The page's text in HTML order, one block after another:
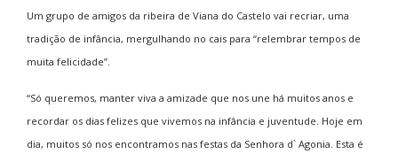
Um grupo de amigos da ribeira de Viana do Castelo vai recriar, uma
tradição de infância, mergulhando no cais para “relembrar tempos de
muita felicidade”.
“Só queremos, manter viva a amizade que nos une há muitos anos e
recordar os dias felizes que vivemos na infância e juventude. Hoje em
dia, muitos só nos encontramos nas festas da Senhora d` Agonia. Esta é